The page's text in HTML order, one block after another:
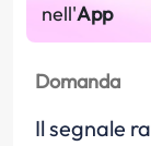
nell'App
Domanda
Il segnale